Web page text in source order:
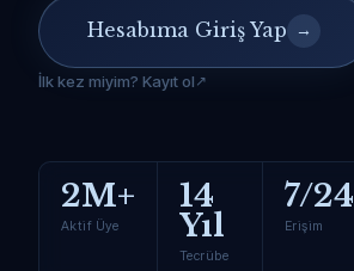
Hesabıma Giriş Yap →
İlk kez miyim? Kayıt ol
2M+
Aktif Üye
14
Yıl
Tecrübe
7/24
Erişim